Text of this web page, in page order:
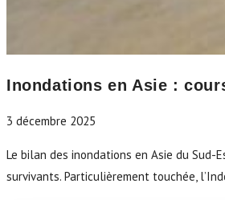
Inondations en Asie :
3 décembre 2025
Le bilan des inondations en Asie du
survivants. Particulièrement touchée,